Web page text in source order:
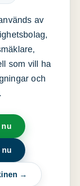
av
som vill ha
och
nu
nu
→